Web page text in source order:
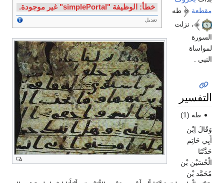
خطأ: الوظيفة "simplePortal" غير موجودة.
تعديل
مقطعة
طه
، نزلت
السورة
لمواساة
النبي .
التفسير
طه (1)
وَقَالَ اِبْن
أَبِي حَاتِم
حَدَّثَنَا
الْحُسَيْن بْن
مُحَمَّد بْن